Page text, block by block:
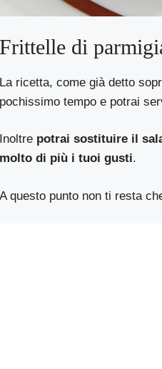
Frittelle di
La ricetta, come già detto
pochissimo tempo e potrai
Inoltre potrai sostituire il
molto di più i tuoi gusti.
A questo punto non ti resta